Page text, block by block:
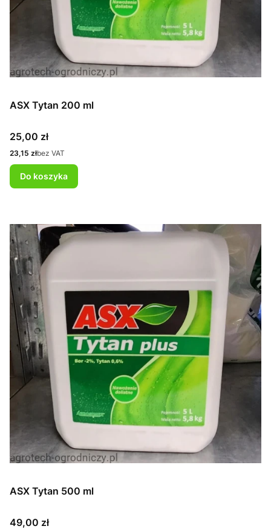
ASX Tytan 200 ml
Cena
25,00 zł
Cena
23,15 złbez VAT
Do koszyka
ASX Tytan 500 ml
Cena
49,00 zł